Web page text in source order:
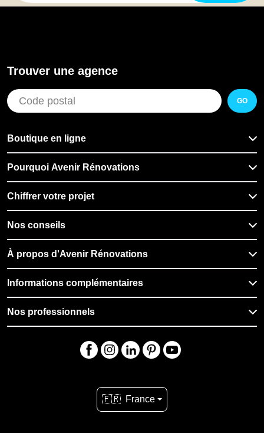
Trouver une agence
GO
Boutique en ligne
Pourquoi Avenir Rénovations
Chiffrer votre projet
Nos conseils
À propos d'Avenir Rénovations
Informations complémentaires
Nos professionnels
🇫🇷 France